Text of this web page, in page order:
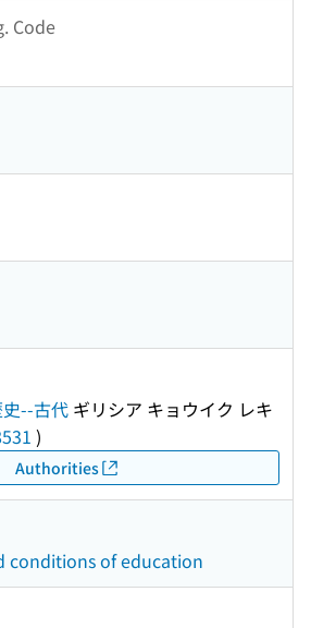
Code
--古代 ギリシア キョウイク レキ
)
Authorities
conditions of education